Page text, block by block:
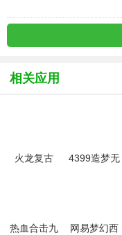
相关应用
火龙复古
4399造梦无
热血合击九
网易梦幻西